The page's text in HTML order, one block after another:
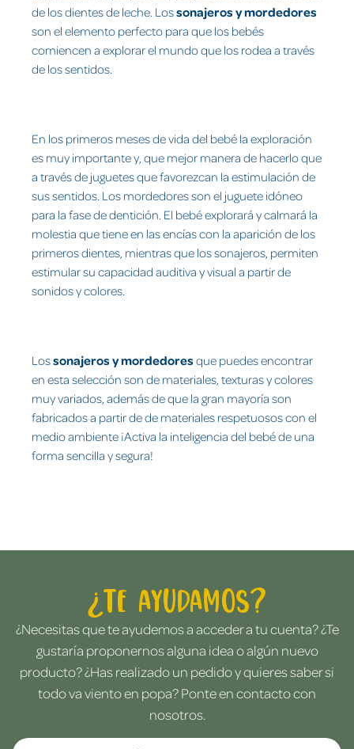
de los dientes de leche. Lossonajeros y mordedores
son el elemento perfecto para que los bebés
comiencen a explorar el mundo que los rodea a través
de los sentidos.
En los primeros meses de vida del bebé la exploración
es muy importante y, que mejor manera de hacerlo que
a través de juguetes que favorezcan la estimulación de
sus sentidos. Los mordedores son el juguete idóneo
para la fase de dentición. El bebé explorará y calmará la
molestia que tiene en las encías con la aparición de los
primeros dientes, mientras que los sonajeros, permiten
estimular su capacidad auditiva y visual a partir de
sonidos y colores.
Lossonajeros y mordedores que puedes encontrar
en esta selección son de materiales, texturas y colores
muy variados, además de que la gran mayoría son
fabricados a partir de de materiales respetuosos con el
medio ambiente ¡Activa la inteligencia del bebé de una
forma sencilla y segura!
¿Te ayudamos?
¿Necesitas que te ayudemos a acceder a tu cuenta? ¿Te
gustaría proponernos alguna idea o algún nuevo
producto? ¿Has realizado un pedido y quieres saber si
todo va viento en popa? Ponte en contacto con
nosotros.